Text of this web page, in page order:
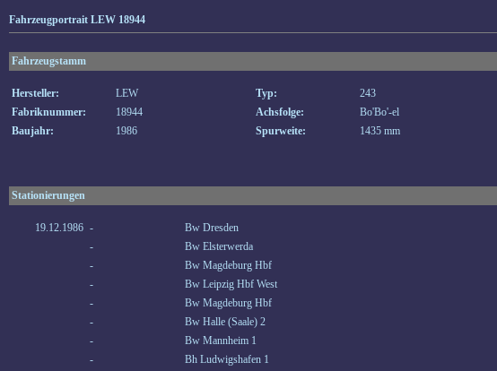
Fahrzeugportrait LEW 18944
Fahrzeugstamm
Hersteller: LEW Typ: 243
Fabriknummer:
18944 Achsfolge: Bo'Bo'-el
Baujahr:
1986 Spurweite: 1435 mm
Stationierungen
19.12.1986 -
Bw Dresden
-
Bw Elsterwerda
-
Bw Magdeburg Hbf
-
Bw Leipzig Hbf West
-
Bw Magdeburg Hbf
-
Bw Halle (Saale) 2
-
Bw Mannheim 1
-
Bh Ludwigshafen 1